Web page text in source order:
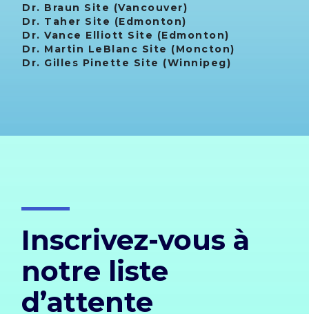
Dr. Braun Site (Vancouver)
Dr. Taher Site (Edmonton)
Dr. Vance Elliott Site (Edmonton)
Dr. Martin LeBlanc Site (Moncton)
Dr. Gilles Pinette Site (Winnipeg)
Inscrivez-vous à
notre liste
d’attente